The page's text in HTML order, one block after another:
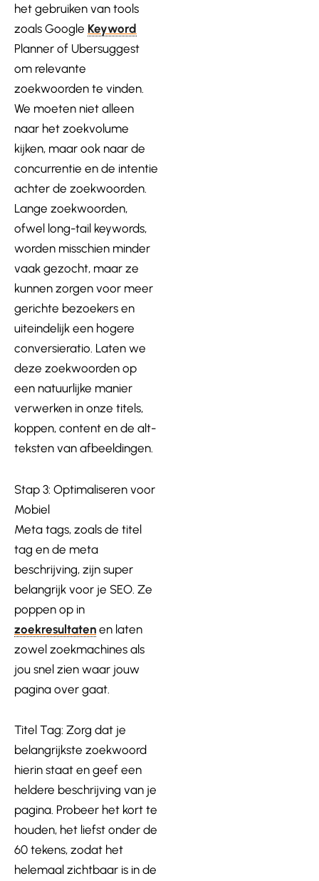
het gebruiken van tools
zoals Google Keyword
Planner of Ubersuggest
om relevante
zoekwoorden te vinden.
We moeten niet alleen
naar het zoekvolume
kijken, maar ook naar de
concurrentie en de intentie
achter de zoekwoorden.
Lange zoekwoorden,
ofwel long-tail keywords,
worden misschien minder
vaak gezocht, maar ze
kunnen zorgen voor meer
gerichte bezoekers en
uiteindelijk een hogere
conversieratio. Laten we
deze zoekwoorden op
een natuurlijke manier
verwerken in onze titels,
koppen, content en de alt-
teksten van afbeeldingen.
Stap 3: Optimaliseren voor
Mobiel
Meta tags, zoals de titel
tag en de meta
beschrijving, zijn super
belangrijk voor je SEO. Ze
poppen op in
zoekresultaten en laten
zowel zoekmachines als
jou snel zien waar jouw
pagina over gaat.
Titel Tag: Zorg dat je
belangrijkste zoekwoord
hierin staat en geef een
heldere beschrijving van je
pagina. Probeer het kort te
houden, het liefst onder de
60 tekens, zodat het
helemaal zichtbaar is in de